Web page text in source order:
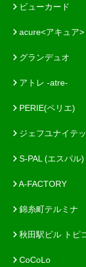
ビューカード
acure<アキュア>
グランデュオ
アトレ -atre-
PERIE(ペリエ)
ジェフユナイテ
S-PAL (エスパル)
A-FACTORY
錦糸町テルミナ
秋田駅ビル トピ
CoCoLo